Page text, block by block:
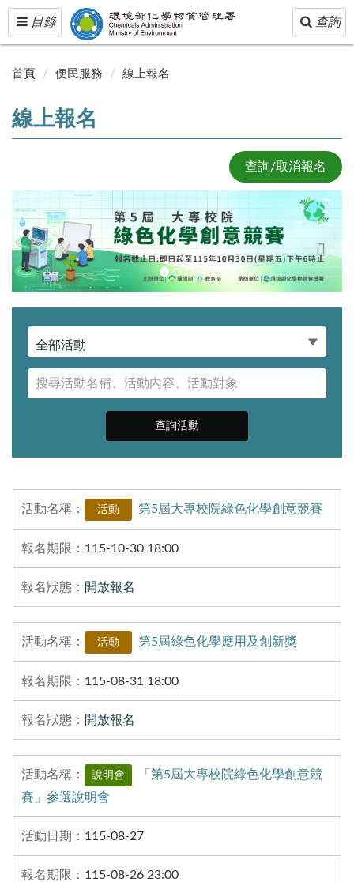
Toggle
navigation
目錄
Toggle
navigation
查詢
首頁 便民服務 線上報名
線上報名
查詢/取消報名
Previous Next
查詢活動
活動 第5屆大專校院綠色化學創意競賽
115-10-30 18:00
開放報名
活動 第5屆綠色化學應用及創新獎
115-08-31 18:00
開放報名
說明會
「第5屆大專校院綠色化學創意競
賽」參選說明會
115-08-27
115-08-26 23:00